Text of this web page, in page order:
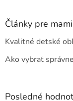
Články pre
Kvalitné detské
Ako vybrať
Posledné